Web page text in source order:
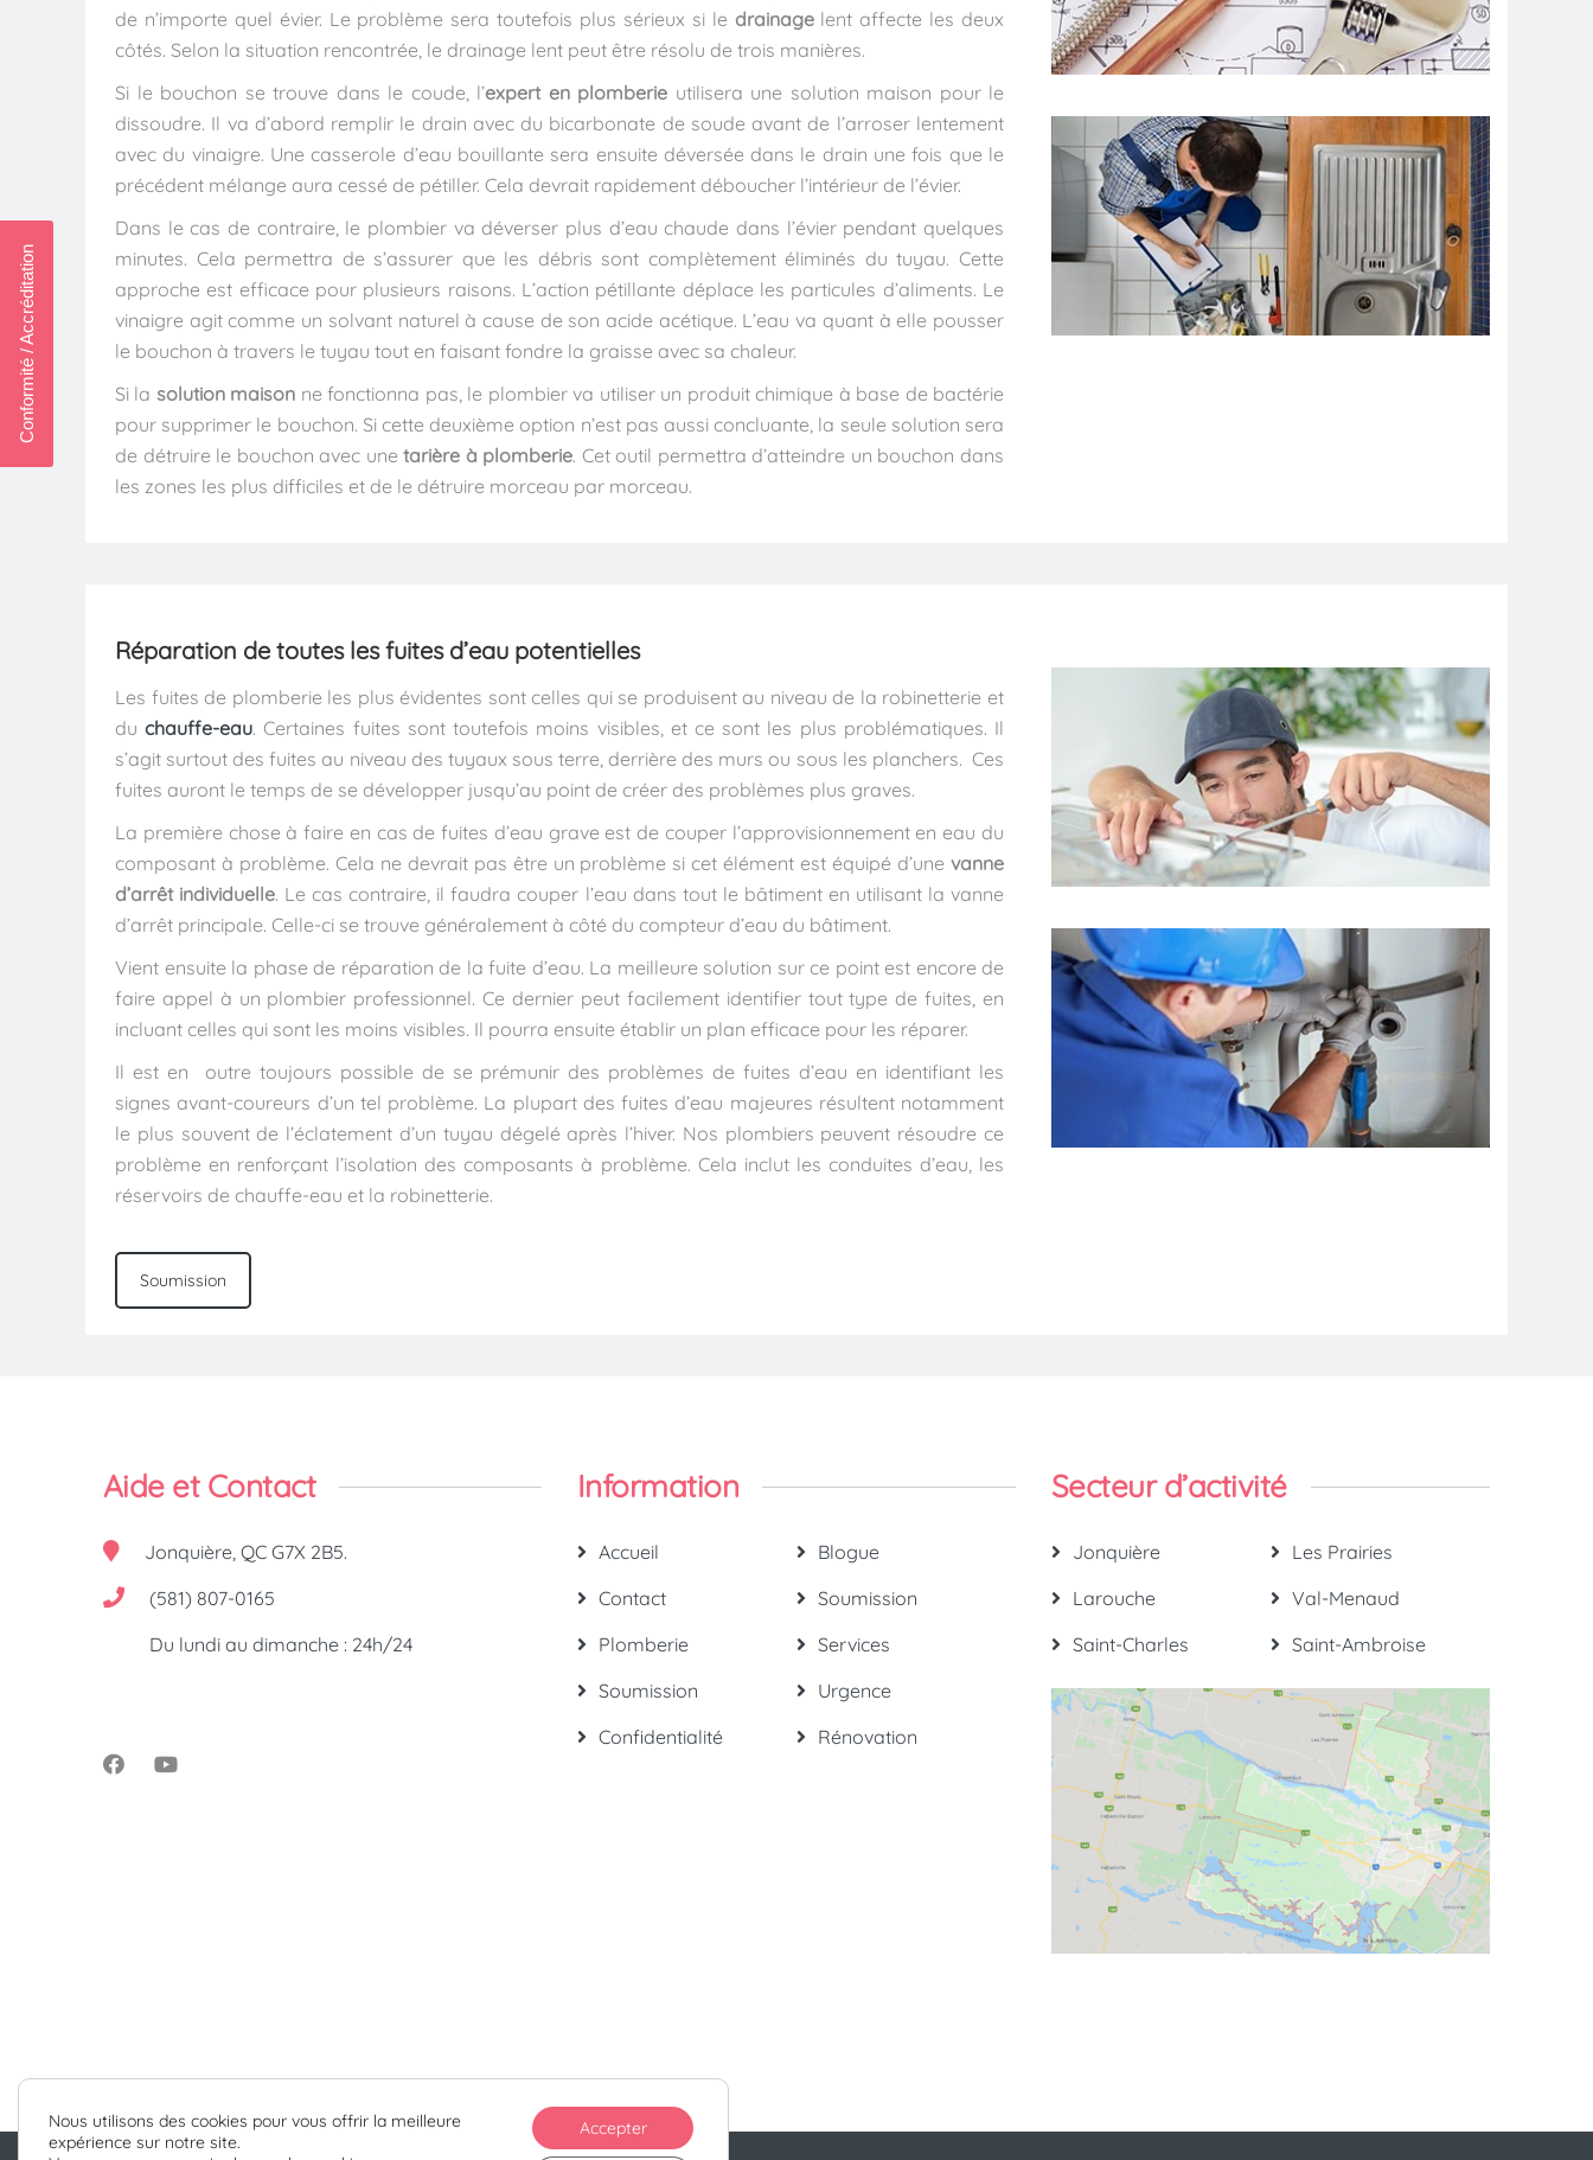
de n’importe quel évier. Le problème sera toutefois plus sérieux si le drainagelent affecte les deux
côtés. Selon la situation rencontrée, le drainage lent peut être résolu de trois manières.
Si le bouchon se trouve dans le coude, l’expert en plomberie utilisera une solution maison pour le
dissoudre. Il va d’abord remplir le drain avec du bicarbonate de soude avant de l’arroser lentement
avec du vinaigre. Une casserole d’eau bouillante sera ensuite déversée dans le drain une fois que le
précédent mélange aura cessé de pétiller. Cela devrait rapidement déboucher l’intérieur de l’évier.
Dans le cas de contraire, le plombier va déverser plus d’eau chaude dans l’évier pendant quelques
minutes. Cela permettra de s’assurer que les débris sont complètement éliminés du tuyau. Cette
approche est efficace pour plusieurs raisons. L’action pétillante déplace les particules d’aliments. Le
vinaigre agit comme un solvant naturel à cause de son acide acétique. L’eau va quant à elle pousser
le bouchon à travers le tuyau tout en faisant fondre la graisse avec sa chaleur.
Si la solution maison ne fonctionna pas, le plombier va utiliser un produit chimique à base de bactérie
pour supprimer le bouchon. Si cette deuxième option n’est pas aussi concluante, la seule solution sera
de détruire le bouchon avec unetarière à plomberie. Cet outil permettra d’atteindre un bouchon dans
les zones les plus difficiles et de le détruire morceau par morceau.
Réparation de toutes les fuites d’eau potentielles
Les fuites de plomberie les plus évidentes sont celles qui se produisent au niveau de la robinetterie et
duchauffe-eau. Certaines fuites sont toutefois moins visibles, et ce sont les plus problématiques. Il
s’agit surtout des fuites au niveau des tuyaux sous terre, derrière des murs ou sous les planchers. Ces
fuites auront le temps de se développer jusqu’au point de créer des problèmes plus graves.
La première chose à faire en cas de fuites d’eau grave est de couper l’approvisionnement en eau du
composant à problème. Cela ne devrait pas être un problème si cet élément est équipé d’une vanne
d’arrêt individuelle. Le cas contraire, il faudra couper l’eau dans tout le bâtiment en utilisant la vanne
d’arrêt principale. Celle-ci se trouve généralement à côté du compteur d’eau du bâtiment.
Vient ensuite la phase de réparation de la fuite d’eau. La meilleure solution sur ce point est encore de
faire appel à un plombier professionnel. Ce dernier peut facilement identifier tout type de fuites, en
incluant celles qui sont les moins visibles. Il pourra ensuite établir un plan efficace pour les réparer.
Il est en outre toujours possible de se prémunir des problèmes de fuites d’eau en identifiant les
signes avant-coureurs d’un tel problème. La plupart des fuites d’eau majeures résultent notamment
le plus souvent de l’éclatement d’un tuyau dégelé après l’hiver. Nos plombiers peuvent résoudre ce
problème en renforçant l’isolation des composants à problème. Cela inclut les conduites d’eau, les
réservoirs de chauffe-eau et la robinetterie.
Soumission
Aide et Contact
Jonquière, QC G7X 2B5.
(581) 807-0165
Du lundi au dimanche : 24h/24
Information
Accueil
Blogue
Contact
Soumission
Plomberie
Services
Soumission
Urgence
Confidentialité
Rénovation
Secteur d’activité
Jonquière
Les Prairies
Larouche
Val-Menaud
Saint-Charles
Saint-Ambroise
Nous utilisons des cookies pour vous offrir la meilleure
expérience sur notre site.
Accepter
Conformité / Accréditation